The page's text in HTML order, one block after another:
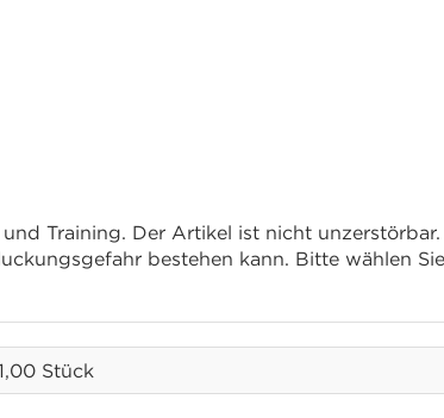
Training. Der Artikel ist nicht
bestehen kann. Bitte wählen
Stück